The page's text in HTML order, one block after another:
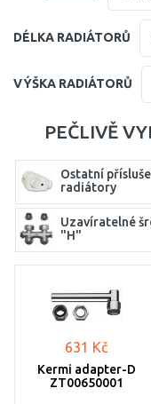
10
11
22
33
DÉLKA RADIÁTORŮ
VÝŠKA RADIÁTORŮ
PEČLIVĚ
Ostatní
radiátory
Uzavíratelné
"H"
631 Kč
Kermi adapter-D
ZT00650001